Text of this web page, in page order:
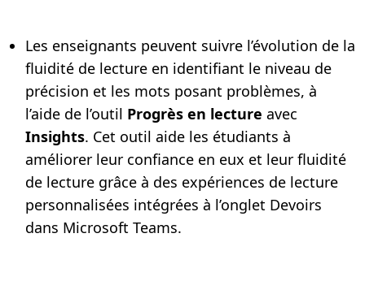
Les enseignants peuvent suivre l’évolution de la
fluidité de lecture en identifiant le niveau de
précision et les mots posant problèmes, à
l’aide de l’outil Progrès en lecture avec
Insights. Cet outil aide les étudiants à
améliorer leur confiance en eux et leur fluidité
de lecture grâce à des expériences de lecture
personnalisées intégrées à l’onglet Devoirs
dans Microsoft Teams.